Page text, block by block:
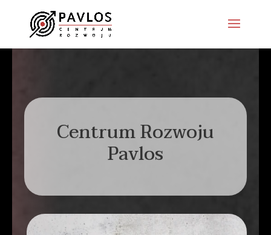
Centrum Rozwoju
Pavlos